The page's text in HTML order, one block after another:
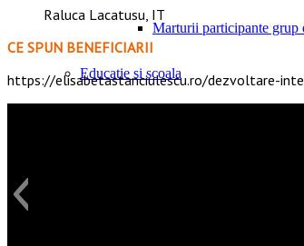
Marturii participante grup
Educatie si scoala
Raluca Lacatusu, IT
CE SPUN BENEFICIARII
https://elisabetastanciulescu.ro/dezvoltare-